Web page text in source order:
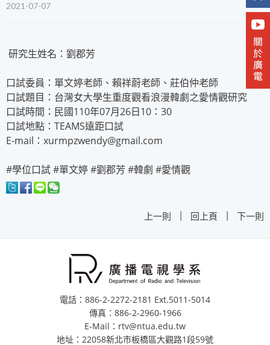
2021-07-07
研究生姓名：劉郡芳
口試委員：單文婷老師、賴祥蔚老師、莊伯仲老師
口試題目：台灣女大學生重度觀看浪漫韓劇之愛情觀研究
口試時間：民國110年07月26日10：30
口試地點：TEAMS遠距口試
E-mail： xurmpzwendy@gmail.com
#學位口試 #單文婷 #劉郡芳 #韓劇 #愛情觀
上一則 | 回上頁 | 下一則
電話：886-2-2272-2181 Ext.5011-5014
傳真：886-2-2960-1966
E-Mail：rtv@ntua.edu.tw
地址：22058新北市板橋區大觀路1段59號